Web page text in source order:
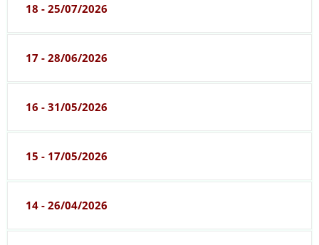
18 - 25/07/2026
17 - 28/06/2026
16 - 31/05/2026
15 - 17/05/2026
14 - 26/04/2026